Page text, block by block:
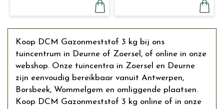
Koop DCM Gazonmeststof 3 kg bij ons
tuincentrum in Deurne of Zoersel, of online in onze
webshop. Onze tuincentra in Zoersel en Deurne
zijn eenvoudig bereikbaar vanuit Antwerpen,
Borsbeek, Wommelgem en omliggende plaatsen.
Koop DCM Gazonmeststof 3 kg online of in onze